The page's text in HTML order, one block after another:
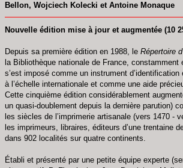
Bellon, Wojciech Kolecki et Antoine Monaque
Nouvelle édition mise à jour et augmentée (10
Depuis sa première édition en 1988, le Répertoire
la Bibliothèque nationale de France, constamment
s’est imposé comme un instrument d’identification
à l’échelle internationale et comme une aide
Cette cinquième édition considérablement
un quasi-doublement depuis la dernière parution)
les siècles de l’imprimerie artisanale (vers 1470 -
les imprimeurs, libraires, éditeurs d’une trentaine
dans 902 localités sur quatre continents.
Établi et présenté par une petite équipe experte